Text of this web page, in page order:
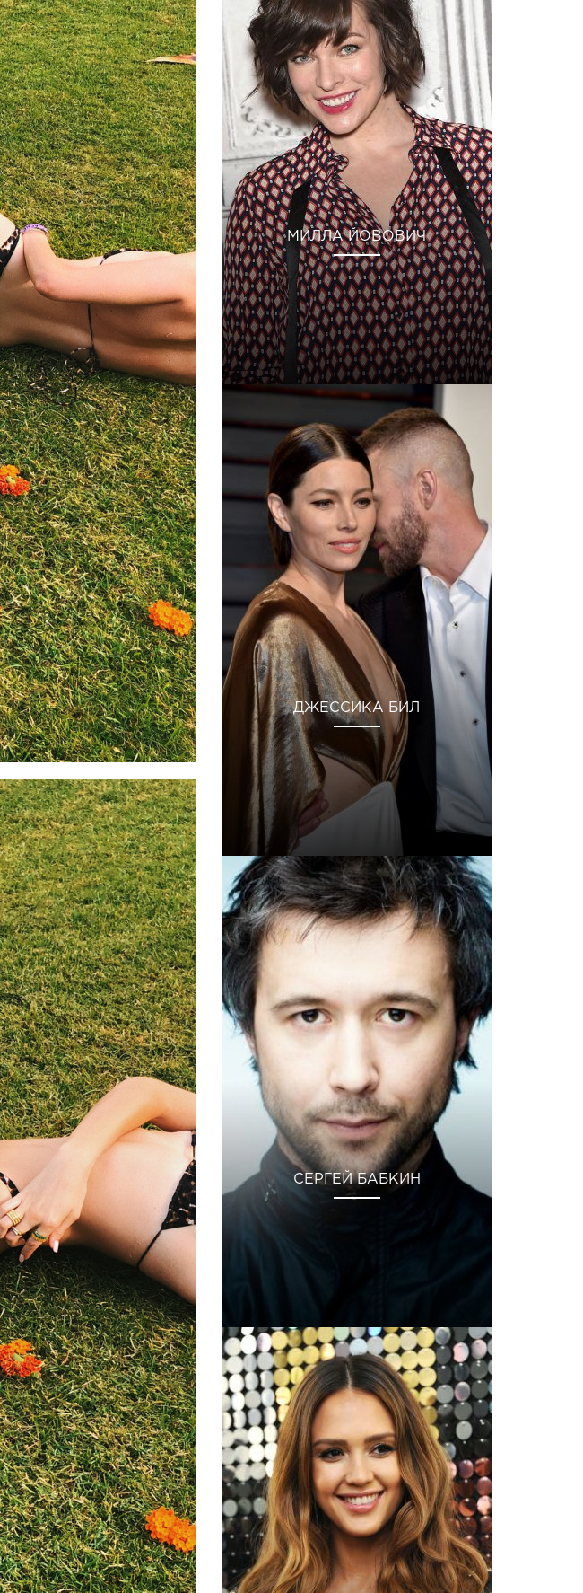
МИЛЛА ЙОВОВИЧ
ДЖЕССИКА БИЛ
СЕРГЕЙ БАБКИН